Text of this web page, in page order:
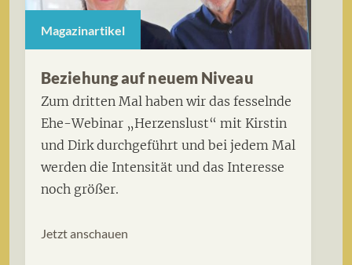
Magazinartikel
Beziehung auf neuem Niveau
Zum dritten Mal haben wir das fesselnde
Ehe-Webinar „Herzenslust“ mit Kirstin
und Dirk durchgeführt und bei jedem Mal
werden die Intensität und das Interesse
noch größer.
Jetzt anschauen